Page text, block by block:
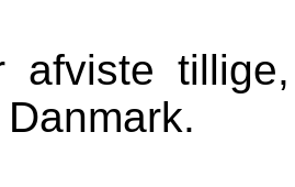
afviste